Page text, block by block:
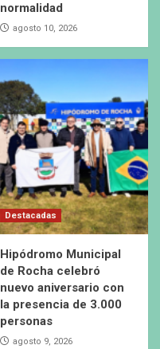
normalidad
agosto 10, 2026
Destacadas
Hipódromo Municipal
de Rocha celebró
nuevo aniversario con
la presencia de 3.000
personas
agosto 9, 2026